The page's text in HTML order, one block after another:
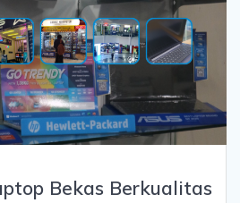
Bekas Berkualitas